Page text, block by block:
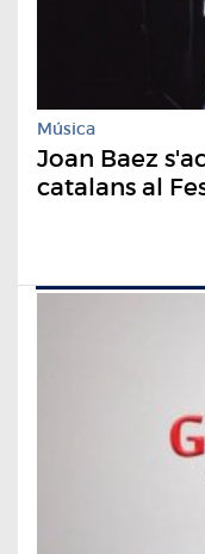
Música
Joan Baez
catalans al